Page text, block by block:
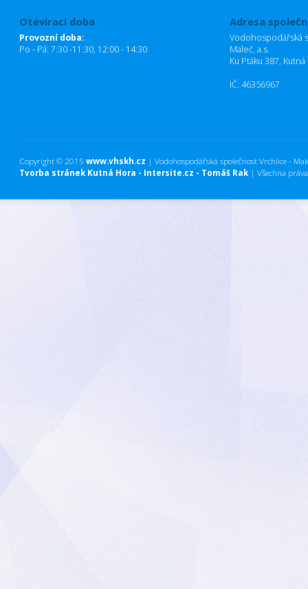
Otevírací doba
Provozní doba:
Po - Pá: 7:30 -11:30, 12:00 - 14:30
Adresa
Vodohospodářská
Maleč, a.s.
Ku Ptáku 387,
IČ: 46356967
Copyright © 2015 www.vhskh.cz | Vodohospodářská společnost Vrchlice -
Tvorba stránek Kutná Hora - Intersite.cz - Tomáš Rak | Všechna